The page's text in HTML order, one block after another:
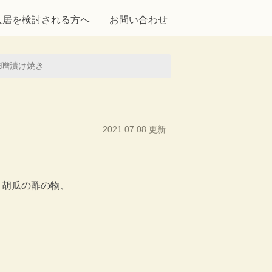
居を検討される方へ お問い合わせ
漬け焼き
2021.07.08 更新
瓜の酢の物、